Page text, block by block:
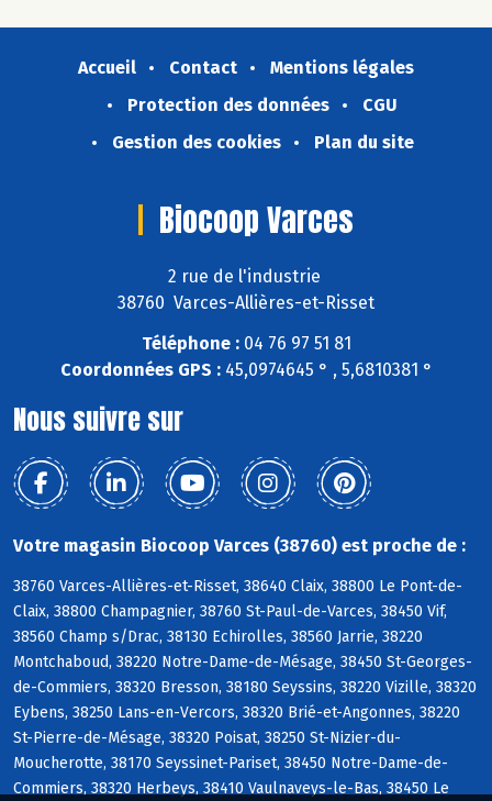
Accueil Contact
Mentions légales
Protection des données
CGU
Gestion des cookies
Plan du site
Biocoop Varces
2 rue de l'industrie
38760 Varces-Allières-et-Risset
Téléphone :04 76 97 51 81
Coordonnées GPS :45,0974645 ° , 5,6810381 °
Nous suivre sur
Votre magasin Biocoop Varces (38760) est proche de :
38760 Varces-Allières-et-Risset, 38640 Claix, 38800 Le Pont-de-
Claix, 38800 Champagnier, 38760 St-Paul-de-Varces, 38450 Vif,
38560 Champ s/Drac, 38130 Echirolles, 38560 Jarrie, 38220
Montchaboud, 38220 Notre-Dame-de-Mésage, 38450 St-Georges-
de-Commiers, 38320 Bresson, 38180 Seyssins, 38220 Vizille, 38320
Eybens, 38250 Lans-en-Vercors, 38320 Brié-et-Angonnes, 38220
St-Pierre-de-Mésage, 38320 Poisat, 38250 St-Nizier-du-
Moucherotte, 38170 Seyssinet-Pariset, 38450 Notre-Dame-de-
Commiers, 38320 Herbeys, 38410 Vaulnaveys-le-Bas, 38450 Le